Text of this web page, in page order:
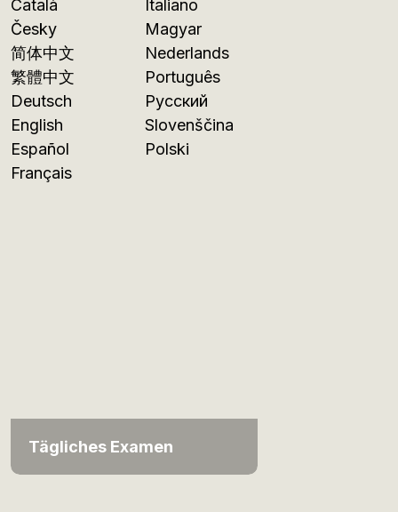
Català
Česky
简体中文
繁體中文
Deutsch
English
Español
Français
Italiano
Magyar
Nederlands
Português
Русский
Slovenščina
Polski
Tägliches Examen